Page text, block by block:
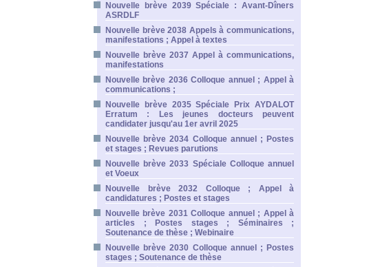
Nouvelle brève 2039 Spéciale : Avant-Dîners
ASRDLF
Nouvelle brève 2038 Appels à communications,
manifestations ; Appel à textes
Nouvelle brève 2037 Appel à communications,
manifestations
Nouvelle brève 2036 Colloque annuel ; Appel à
communications ;
Nouvelle brève 2035 Spéciale Prix AYDALOT
Erratum : Les jeunes docteurs peuvent
candidater jusqu'au 1er avril 2025
Nouvelle brève 2034 Colloque annuel ; Postes
et stages ; Revues parutions
Nouvelle brève 2033 Spéciale Colloque annuel
et Voeux
Nouvelle brève 2032 Colloque ; Appel à
candidatures ; Postes et stages
Nouvelle brève 2031 Colloque annuel ; Appel à
articles ; Postes stages ; Séminaires ;
Soutenance de thèse ; Webinaire
Nouvelle brève 2030 Colloque annuel ; Postes
stages ; Soutenance de thèse